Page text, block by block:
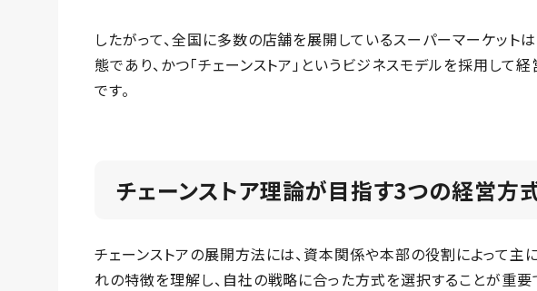
したがって、全国に多数の店舗を展開しているスーパーマーケットは
態であり、かつ「チェーンストア」というビジネスモデルを採用して
です。
チェーンストア理論が目指す3つの経営方
チェーンストアの展開方法には、資本関係や本部の役割によって主
れの特徴を理解し、自社の戦略に合った方式を選択することが重要